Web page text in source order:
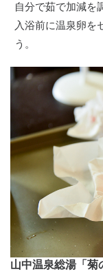
自分で茹で加減を
入浴前に温泉卵を
う。
山中温泉総湯「菊